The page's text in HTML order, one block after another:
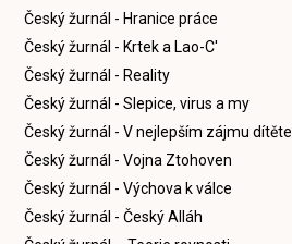
Český žurnál - Hranice práce
Český žurnál - Krtek a Lao-C'
Český žurnál - Reality
Český žurnál - Slepice, virus a my
Český žurnál - V nejlepším zájmu dítěte
Český žurnál - Vojna Ztohoven
Český žurnál - Výchova k válce
Český žurnál - Český Alláh